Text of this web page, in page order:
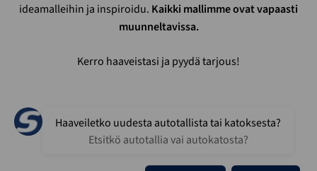
ideamalleihin ja inspiroidu. Kaikki mallimme ovat vapaasti
muunneltavissa.
Kerro haaveistasi ja pyydä tarjous!
Haaveiletko uudesta autotallista tai katoksesta?
Etsitkö autotallia vai autokatosta?